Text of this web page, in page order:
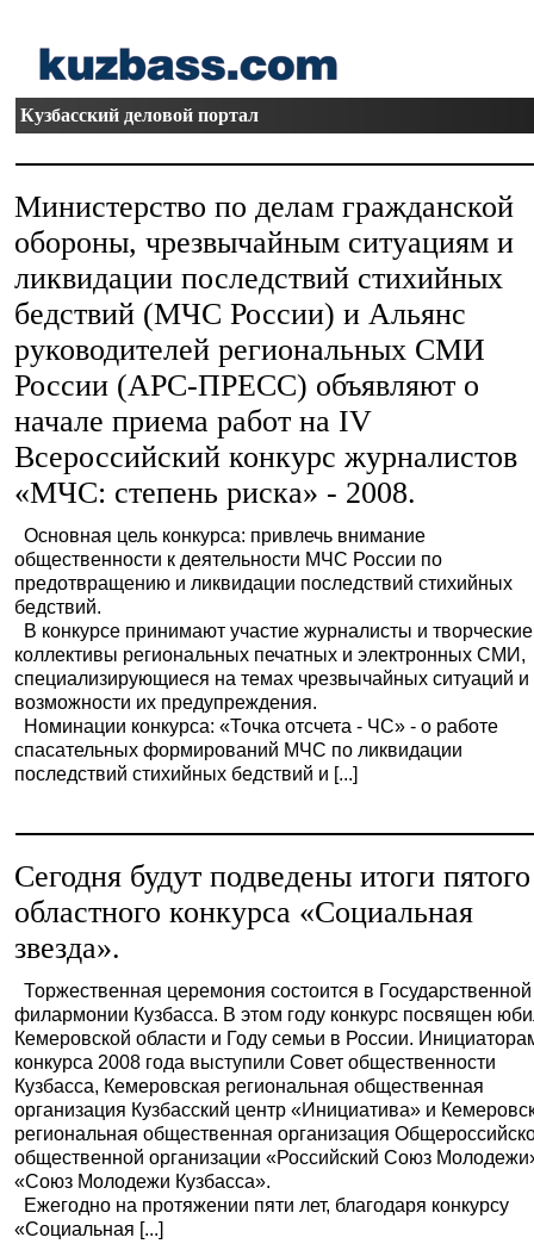
Кузбасский деловой портал
Министерство по делам гражданской
обороны, чрезвычайным ситуациям и
ликвидации последствий стихийных
бедствий (МЧС России) и Альянс
руководителей региональных СМИ
России (АРС-ПРЕСС) объявляют о
начале приема работ на IV
Всероссийский конкурс журналистов
«МЧС: степень риска» - 2008.
Основная цель конкурса: привлечь внимание
общественности к деятельности МЧС России по
предотвращению и ликвидации последствий стихийных
бедствий.
В конкурсе принимают участие журналисты и творческие
коллективы региональных печатных и электронных СМИ,
специализирующиеся на темах чрезвычайных ситуаций и
возможности их предупреждения.
Номинации конкурса: «Точка отсчета - ЧС» - о работе
спасательных формирований МЧС по ликвидации
последствий стихийных бедствий и [...]
Сегодня будут подведены итоги пятого
областного конкурса «Социальная
звезда».
Торжественная церемония состоится в Государственной
филармонии Кузбасса. В этом году конкурс посвящен
Кемеровской области и Году семьи в России.
конкурса 2008 года выступили Совет общественности
Кузбасса, Кемеровская региональная общественная
организация Кузбасский центр «Инициатива» и
региональная общественная организация
общественной организации «Российский Союз
«Союз Молодежи Кузбасса».
Ежегодно на протяжении пяти лет, благодаря конкурсу
«Социальная [...]